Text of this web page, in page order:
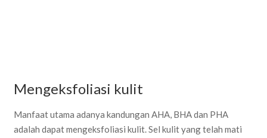
Mengeksfoliasi kulit
Manfaat utama adanya kandungan AHA, BHA dan PHA
adalah dapat mengeksfoliasi kulit. Sel kulit yang telah mati